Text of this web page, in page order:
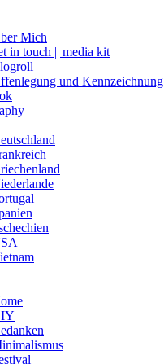
Mich
in touch || media kit
und Kennzeichnung